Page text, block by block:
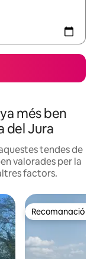
més ben
del Jura
tendes de
valorades per la
factors.
Recomanació
Recomanació